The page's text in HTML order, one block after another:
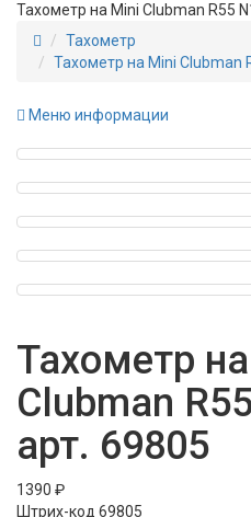
Тахометр на Mini Clubman R55
Тахометр
Тахометр на Mini Clubman
Меню информации
Тахометр
Clubman
арт. 69805
1390 ₽
Штрих-код 69805